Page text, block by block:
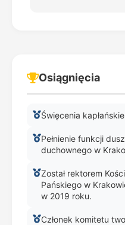
Osiągnięcia
Święcenia
Pełnienie funkcji
duchownego w
Został rektorem
Pańskiego w
w 2019 roku.
Członek komitetu